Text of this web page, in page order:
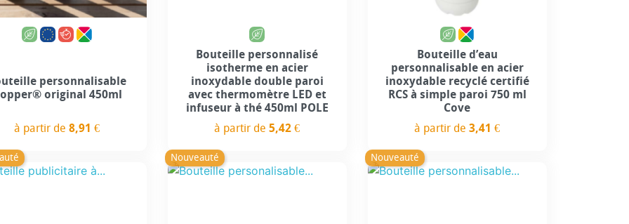
personnalisable
original 450ml
à partir de8,91 €
Bouteille personnalisé
isotherme en acier
inoxydable double paroi
avec thermomètre LED et
infuseur à thé 450ml POLE
à partir de5,42 €
Bouteille d’eau
personnalisable en acier
inoxydable recyclé certifié
RCS à simple paroi 750 ml
Cove
à partir de3,41 €
Nouveauté Nouveauté